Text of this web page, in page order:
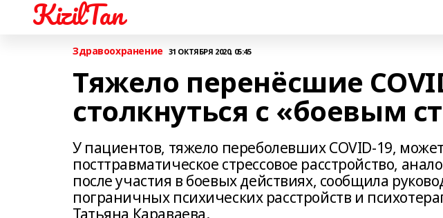
KizilTan
Здравоохранение 31 ОКТЯБРЯ 2020, 05:45
Тяжело перенёсшие
столкнуться с «боевым
У пациентов, тяжело переболевших COVID-19,
посттравматическое стрессовое расстройство,
после участия в боевых действиях, сообщила
пограничных психических расстройств и
Татьяна Караваева.